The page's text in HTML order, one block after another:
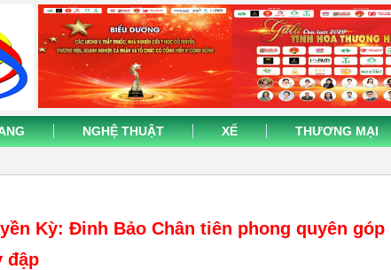
NGHỆ THUẬT XẾ THƯƠNG MẠI
Kỳ: Đinh Bảo Chân tiên phong quyên góp
đập